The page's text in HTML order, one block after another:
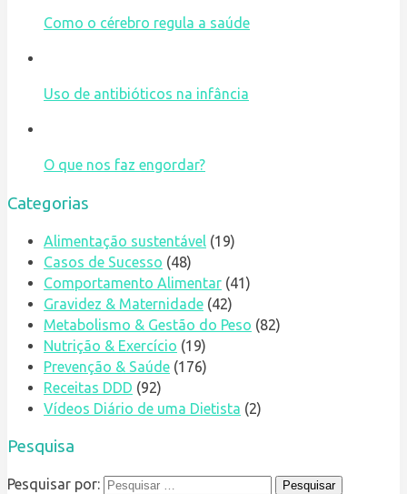
Como o cérebro regula a saúde
Uso de antibióticos na infância
O que nos faz engordar?
Categorias
Alimentação sustentável (19)
Casos de Sucesso (48)
Comportamento Alimentar (41)
Gravidez & Maternidade (42)
Metabolismo & Gestão do Peso (82)
Nutrição & Exercício (19)
Prevenção & Saúde (176)
Receitas DDD (92)
Vídeos Diário de uma Dietista (2)
Pesquisa
Pesquisar por: